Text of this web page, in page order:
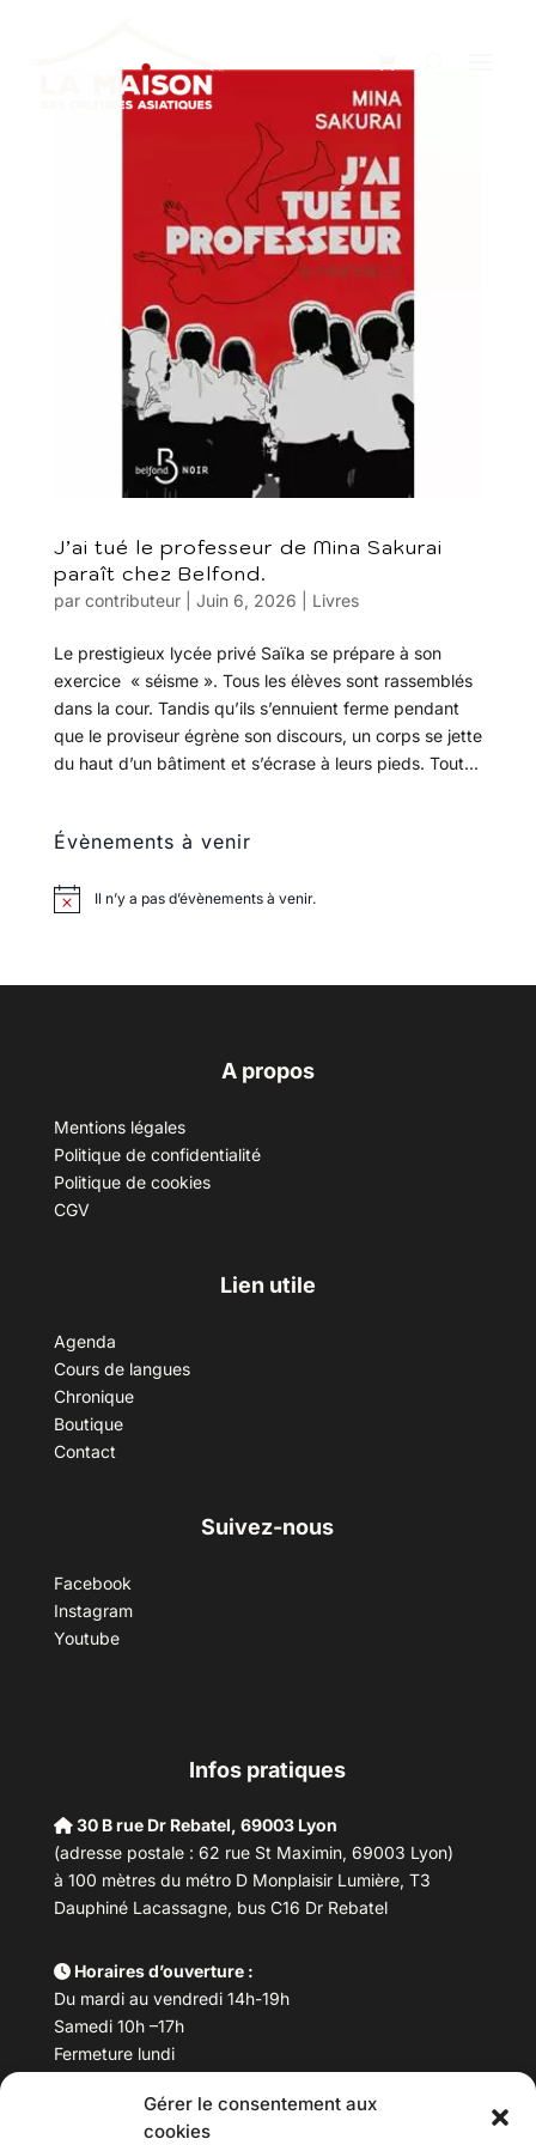
Gérer le consentement aux
cookies
J’ai tué le professeur de Mina Sakurai
paraît chez Belfond.
par contributeur| Juin 6, 2026 Livres
Le prestigieux lycée privé Saïka se prépare à son
exercice « séisme ». Tous les élèves sont rassemblés
dans la cour. Tandis qu’ils s’ennuient ferme pendant
que le proviseur égrène son discours, un corps se jette
du haut d’un bâtiment et s’écrase à leurs pieds. Tout...
Évènements à venir
Il n’y a pas d’évènements à venir.
A propos
Mentions légales
Politique de confidentialité
Politique de cookies
CGV
Lien utile
Agenda
Cours de langues
Chronique
Boutique
Contact
Suivez-nous
Facebook
Instagram
Youtube
Infos pratiques
30 B rue Dr Rebatel, 69003 Lyon
(adresse postale : 62 rue St Maximin, 69003 Lyon)
à 100 mètres du métro D Monplaisir Lumière, T3
Dauphiné Lacassagne, bus C16 Dr Rebatel
Horaires d’ouverture :
Du mardi au vendredi 14h-19h
Samedi 10h –17h
Fermeture lundi
Téléphone :
04 78 53 06 40